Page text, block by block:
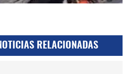
RELACIONADAS